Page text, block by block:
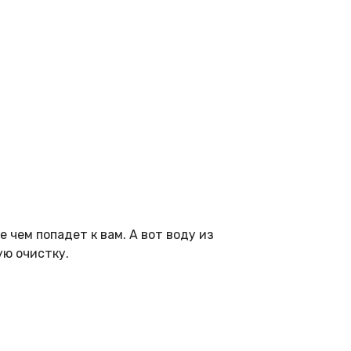
чем попадет к вам. А вот воду из
очистку.